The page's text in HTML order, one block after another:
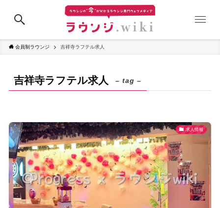
会員制ラウンジ 吉祥寺ラフテル求人
吉祥寺ラフテル求人 – tag –
求人情報